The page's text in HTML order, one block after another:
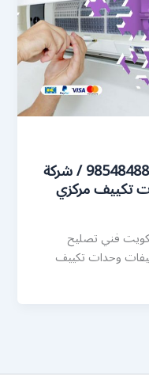
فني تصليح تكييف المسيلة / 98548488 / شركة
تكييف مركزي
فني تصليح
وحدات تكييف